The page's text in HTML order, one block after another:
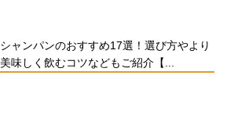
シャンパンのおすすめ17選！選び方やより
美味しく飲むコツなどもご紹介【...